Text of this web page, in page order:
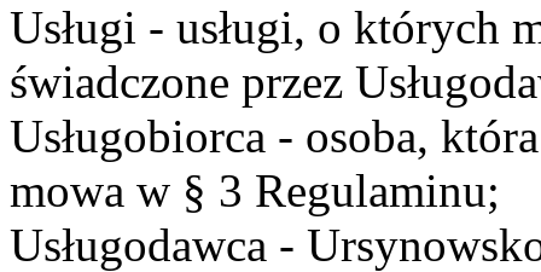
Usługi - usługi, o których
świadczone przez
Usługobiorca - osoba,
mowa w § 3 Regulaminu;
Usługodawca -